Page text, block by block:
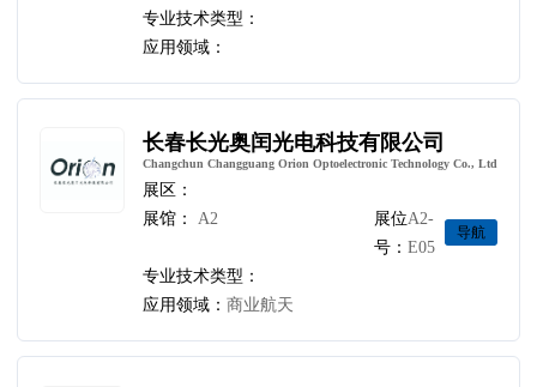
专业技术类型：
应用领域：
长春长光奥闰光电科技有限公司
Changchun Changguang Orion Optoelectronic Technology Co., Ltd
展区：
展馆：
A2
展位
号：
A2-
E05
导航
专业技术类型：
应用领域：商业航天